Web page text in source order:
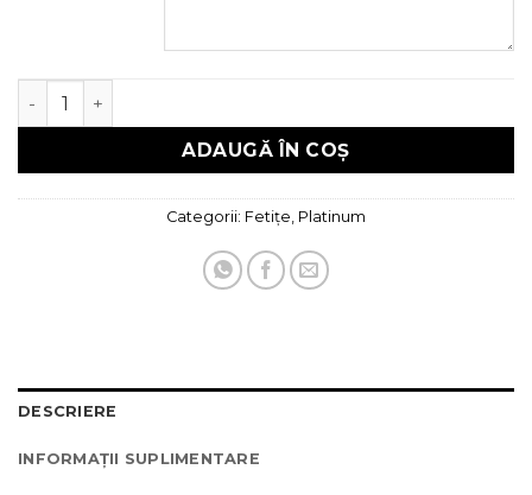
Cantitate Trusou botez Platinum
ADAUGĂ ÎN COȘ
Categorii: Fetițe, Platinum
DESCRIERE
INFORMAȚII SUPLIMENTARE